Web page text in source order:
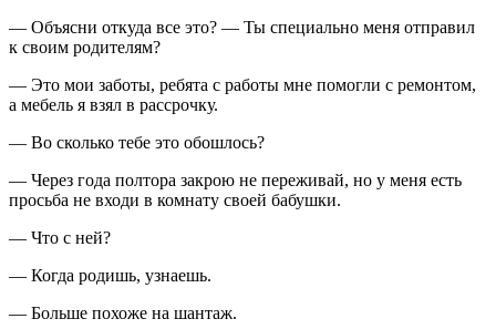
— Объясни откуда все это? — Ты специально меня отправил
к своим родителям?
— Это мои заботы, ребята с работы мне помогли с ремонтом,
а мебель я взял в рассрочку.
— Во сколько тебе это обошлось?
— Через года полтора закрою не переживай, но у меня есть
просьба не входи в комнату своей бабушки.
— Что с ней?
— Когда родишь, узнаешь.
— Больше похоже на шантаж.